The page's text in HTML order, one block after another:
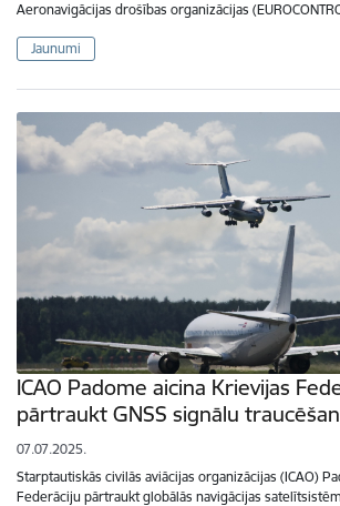
Aeronavigācijas drošības organizācijas
Jaunumi
ICAO Padome aicina Krievijas
pārtraukt GNSS signālu
07.07.2025.
Starptautiskās civilās aviācijas organizācijas (ICAO)
Federāciju pārtraukt globālās navigācijas